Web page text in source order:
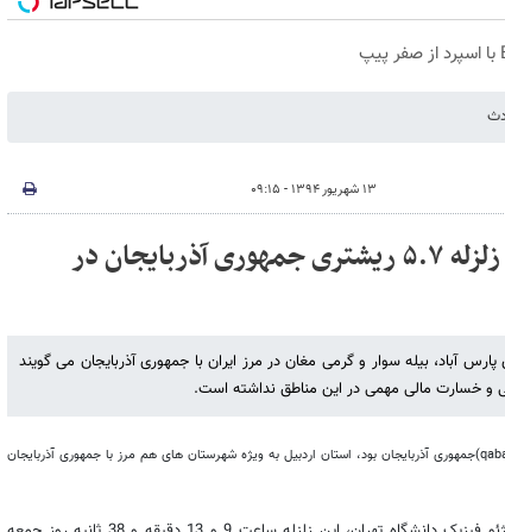
۱۳ شهریور ۱۳۹۴ - ۰۹:۱۵
روایتی از خسارت های زلزله ۵.۷ ریشتری جمهوری آذربایجان در
آباد، بیله سوار و گرمی مغان در مرز ایران با جمهوری آذربایجان می گویند
و خسارت مالی مهمی در این مناطق نداشته است.
زلزله 5.7 ریشتری که کانون آن شهر قبله (qabala)جمهوری آذربایجان بود، استان اردبیل به ویژه شهرستان های هم مرز با جمهوری آذربایجان